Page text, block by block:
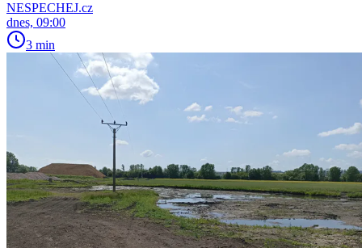
NESPECHEJ.cz
dnes, 09:00
3 min